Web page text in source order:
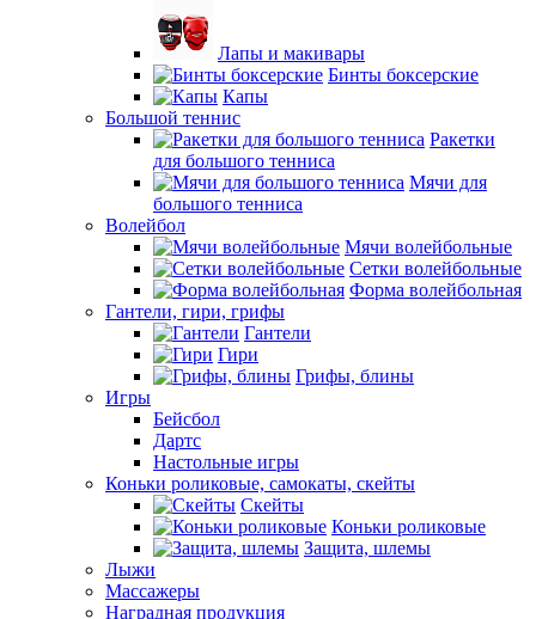
Лапы и макивары
Бинты боксерские
Капы
Большой теннис
Ракетки
для большого тенниса
Мячи для
большого тенниса
Волейбол
Мячи волейбольные
Сетки волейбольные
Форма волейбольная
Гантели, гири, грифы
Гантели
Гири
Грифы, блины
Игры
Бейсбол
Дартс
Настольные игры
Коньки роликовые, самокаты, скейты
Скейты
Коньки роликовые
Защита, шлемы
Лыжи
Массажеры
Наградная продукция